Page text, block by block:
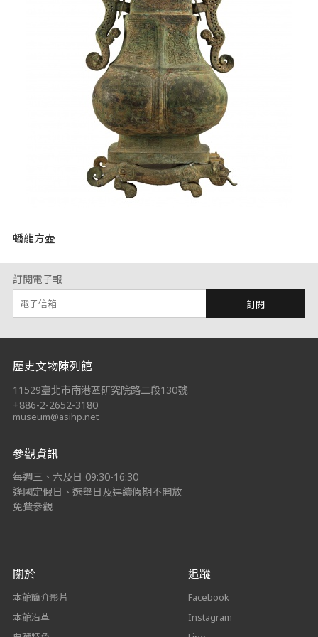
蟠龍方壺
訂閱電子報
訂閱
:::
歷史文物陳列館
11529臺北市南港區研究院路二段130號
+886-2-2652-3180
museum@asihp.net
參觀資訊
每週三、六及日 09:30-16:30
逢國定假日、選舉日及連續假期不開放
免費參觀
關於
本館簡介影片
本館沿革
追蹤
Facebook
Instagram